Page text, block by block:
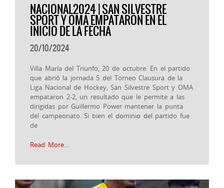
NACIONAL2024 | SAN SILVESTRE
SPORT Y OMA EMPATARON EN EL
INICIO DE LA FECHA
20/10/2024
Villa María del Triunfo, 20 de octubre. En el partido
que abrió la jornada 5 del Torneo Clausura de la
Liga Nacional de Hockey, San Silvestre Sport y OMA
empataron 2-2, un resultado que le permite a las
dirigidas por Guillermo Power mantener la punta
del campeonato. Si bien el dominio del partido fue
de
Read More…